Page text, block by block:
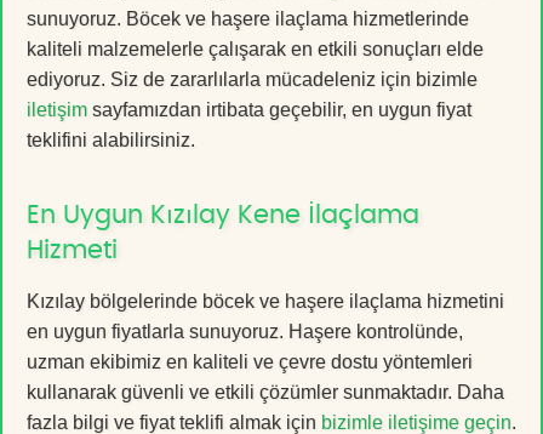
sunuyoruz. Böcek ve haşere ilaçlama hizmetlerinde
kaliteli malzemelerle çalışarak en etkili sonuçları elde
ediyoruz. Siz de zararlılarla mücadeleniz için bizimle
iletişim sayfamızdan irtibata geçebilir, en uygun fiyat
teklifini alabilirsiniz.
En Uygun Kızılay Kene İlaçlama
Hizmeti
Kızılay bölgelerinde böcek ve haşere ilaçlama hizmetini
en uygun fiyatlarla sunuyoruz. Haşere kontrolünde,
uzman ekibimiz en kaliteli ve çevre dostu yöntemleri
kullanarak güvenli ve etkili çözümler sunmaktadır. Daha
fazla bilgi ve fiyat teklifi almak için bizimle iletişime geçin.